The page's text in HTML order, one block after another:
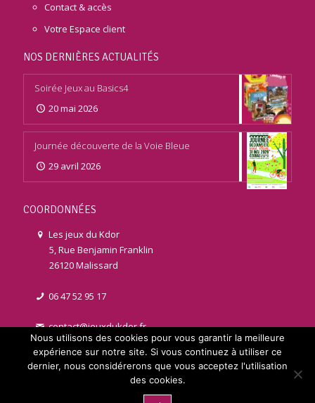
Contact & accès
Votre Espace client
NOS DERNIÈRES ACTUALITÉS
Soirée Jeux au Basics4
20 mai 2026
Journée découverte de la Voie Bleue
29 avril 2026
COORDONNÉES
Les jeux du Kdor
5, Rue Benjamin Franklin
26120 Malissard
06 47 52 95 17
contact@jeuxdukdor.fr
© 2021 jeuxdukdor.fr | Réalisé parLicom Développement
Nous utilisons des cookies pour vous garantir la meilleure
expérience sur notre site. Si vous continuez à utiliser ce
dernier, nous considérerons que vous acceptez l'utilisation
des cookies.